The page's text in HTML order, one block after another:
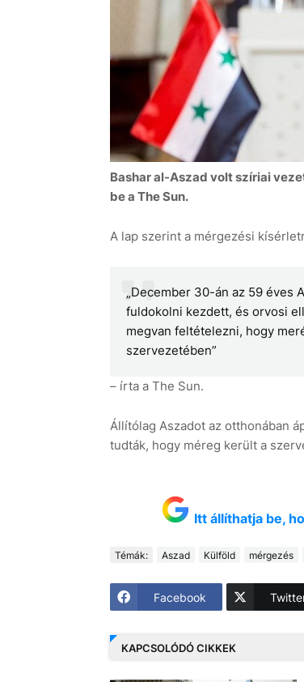
Bashar al-Aszad volt szíriai
be a The Sun.
A lap szerint a mérgezési
„December 30-án az 59 éves
fuldokolni kezdett, és orvosi
megvan feltételezni, hogy
szervezetében”
– írta a The Sun.
Állítólag Aszadot az otthonában
tudták, hogy méreg került a
Itt állíthatja be,
Témák: Aszad Külföld mérgezés
Facebook
KAPCSOLÓDÓ CIKKEK